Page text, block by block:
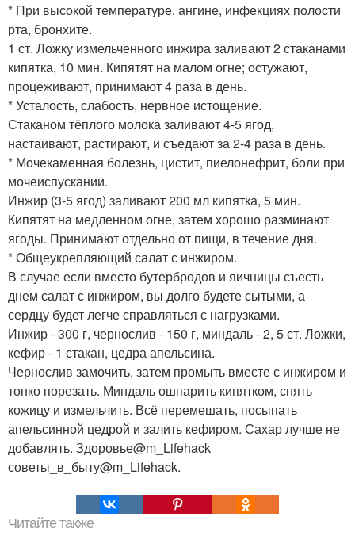
* При высокой температуре, ангине, инфекциях полости
рта, бронхите.
1 ст. Ложку измельченного инжира заливают 2 стаканами
кипятка, 10 мин. Кипятят на малом огне; остужают,
процеживают, принимают 4 раза в день.
* Усталость, слабость, нервное истощение.
Стаканом тёплого молока заливают 4-5 ягод,
настаивают, растирают, и съедают за 2-4 раза в день.
* Мочекаменная болезнь, цистит, пиелонефрит, боли при
мочеиспускании.
Инжир (3-5 ягод) заливают 200 мл кипятка, 5 мин.
Кипятят на медленном огне, затем хорошо разминают
ягоды. Принимают отдельно от пищи, в течение дня.
* Общеукрепляющий салат с инжиром.
В случае если вместо бутербродов и яичницы съесть
днем салат с инжиром, вы долго будете сытыми, а
сердцу будет легче справляться с нагрузками.
Инжир - 300 г, чернослив - 150 г, миндаль - 2, 5 ст. Ложки,
кефир - 1 стакан, цедра апельсина.
Чернослив замочить, затем промыть вместе с инжиром и
тонко порезать. Миндаль ошпарить кипятком, снять
кожицу и измельчить. Всё перемешать, посыпать
апельсинной цедрой и залить кефиром. Сахар лучше не
добавлять. Здоровье@m_Lifehack
советы_в_быту@m_Lifehack.
Читайте также